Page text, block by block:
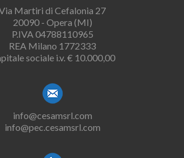
Martiri di Cefalonia 27
20090 - Opera (MI)
P.IVA 04788110965
REA Milano 1772333
sociale i.v. € 10.000,00
info@cesamsrl.com
info@pec.cesamsrl.com